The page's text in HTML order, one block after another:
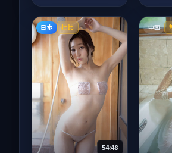
日本 杜比
54:48
中国